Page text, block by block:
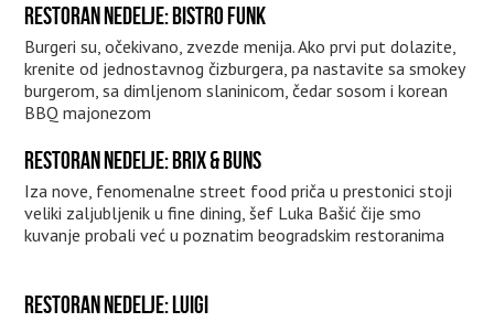
RESTORAN NEDELJE: BISTRO FUNK
Burgeri su, očekivano, zvezde menija. Ako prvi put dolazite,
krenite od jednostavnog čizburgera, pa nastavite sa smokey
burgerom, sa dimljenom slaninicom, čedar sosom i korean
BBQ majonezom
RESTORAN NEDELJE: BRIX & BUNS
Iza nove, fenomenalne street food priča u prestonici stoji
veliki zaljubljenik u fine dining, šef Luka Bašić čije smo
kuvanje probali već u poznatim beogradskim restoranima
RESTORAN NEDELJE: LUIGI